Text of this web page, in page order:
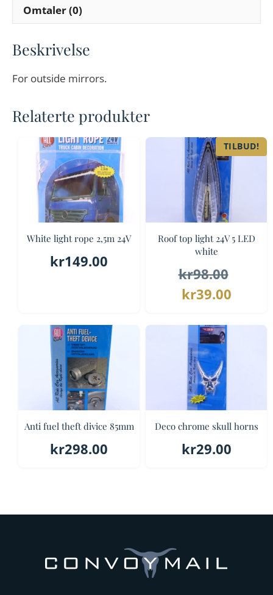
Omtaler (0)
Beskrivelse
For outside mirrors.
Relaterte produkter
White light rope 2,5m 24V
kr149.00
TILBUD!
Roof top light 24V 5 LED
white
kr98.00
kr39.00
Anti fuel theft divice 85mm
kr298.00
Deco chrome skull horns
kr29.00